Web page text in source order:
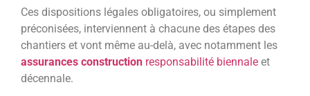
Ces dispositions légales obligatoires, ou simplement
préconisées, interviennent à chacune des étapes des
chantiers et vont même au-delà, avec notamment les
assurances construction responsabilité biennale et
décennale.